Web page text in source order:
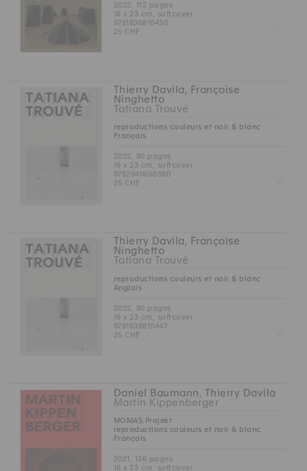
2022, 112 pages
16 x 23 cm, softcover
9781636810430
25 CHF
Thierry Davila, Françoise
Ninghetto
Tatiana Trouvé
reproductions couleurs et noir & blanc
Français
2022, 80 pages
16 x 23 cm, softcover
9782940656080
25 CHF
Thierry Davila, Françoise
Ninghetto
Tatiana Trouvé
reproductions couleurs et noir & blanc
Anglais
2022, 80 pages
16 x 23 cm, softcover
9781636810447
25 CHF
Daniel Baumann, Thierry Davila
Martin Kippenberger
MOMAS Projekt
reproductions couleurs et noir & blanc
Français
2021, 136 pages
16 x 23 cm, softcover